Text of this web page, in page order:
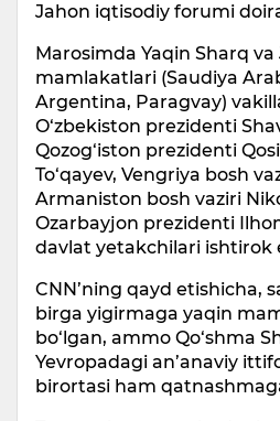
Jahon iqtisodiy forumi
Marosimda Yaqin Sharq
mamlakatlari (Saudiya
Argentina, Paragvay)
O‘zbekiston prezidenti
Qozog‘iston prezidenti
To‘qayev, Vengriya bosh
Armaniston bosh vaziri
Ozarbayjon prezidenti
davlat yetakchilari ishtirok
CNN’ning qayd etishicha,
birga yigirmaga yaqin
bo‘lgan, ammo Qo‘shma
Yevropadagi an’anaviy
birortasi ham